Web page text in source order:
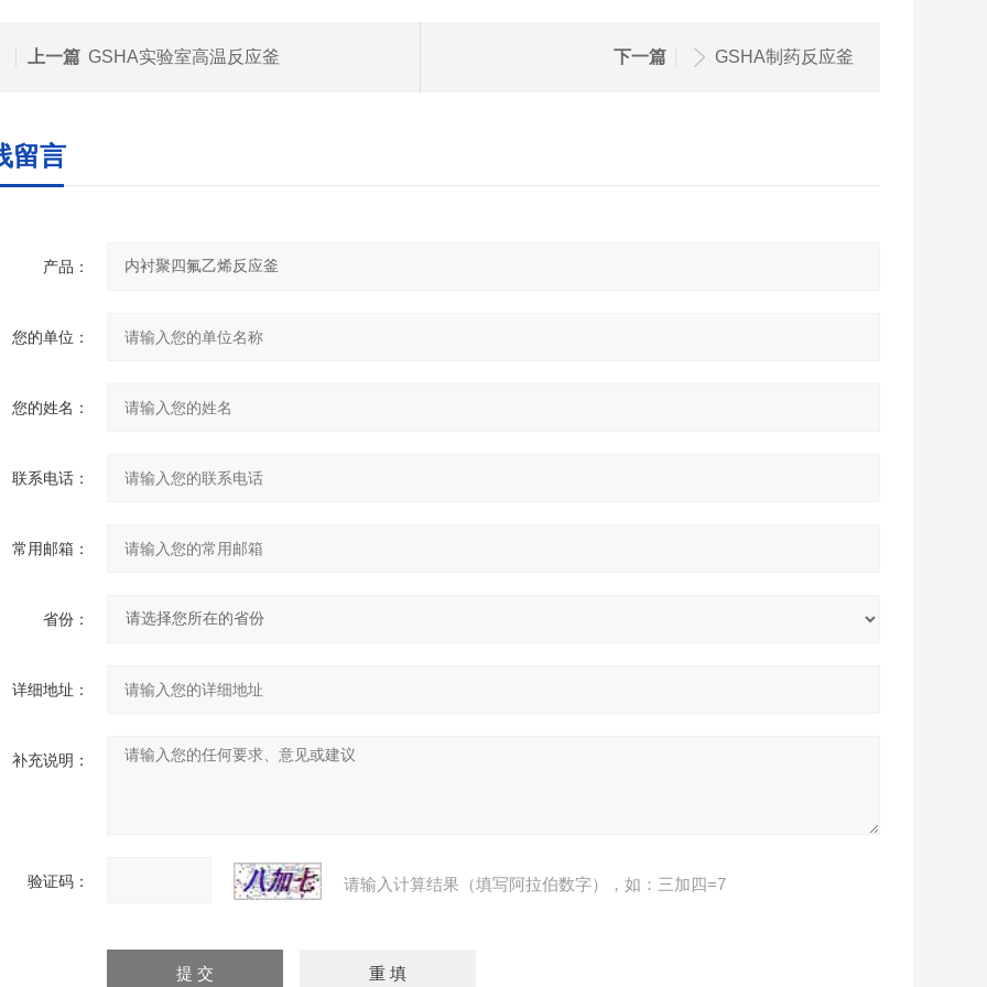
上一篇 GSHA实验室高温反应釜 下一篇 GSHA制药反应釜
留言
产品：
您的单位：
您的姓名：
联系电话：
常用邮箱：
省份：
详细地址：
补充说明：
验证码： 请输入计算结果（填写阿拉伯数字），如：三加四=7